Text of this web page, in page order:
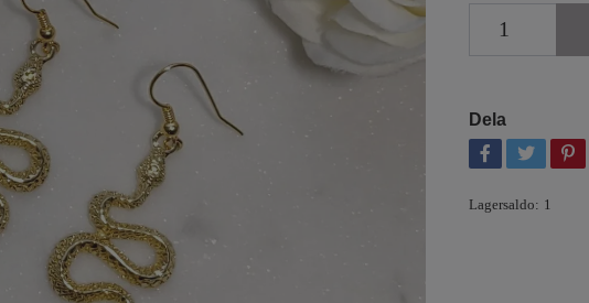
Dela
Lagersaldo: 1